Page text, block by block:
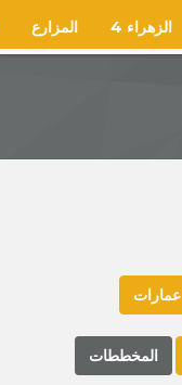
المزارع الزهراء 4
عمارات
المخططات